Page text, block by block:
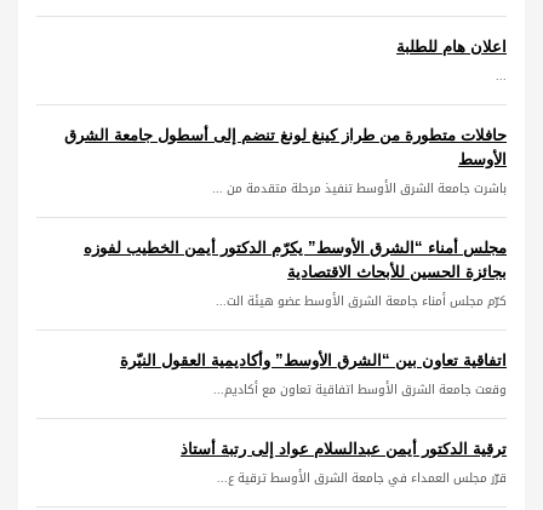
اعلان هام للطلبة
...
حافلات متطورة من طراز كينغ لونغ تنضم إلى أسطول جامعة الشرق
الأوسط
باشرت جامعة الشرق الأوسط تنفيذ مرحلة متقدمة من ...
مجلس أمناء “الشرق الأوسط” يكرّم الدكتور أيمن الخطيب لفوزه
بجائزة الحسين للأبحاث الاقتصادية
كرّم مجلس أمناء جامعة الشرق الأوسط عضو هيئة الت...
اتفاقية تعاون بين “الشرق الأوسط” وأكاديمية العقول النيّرة
وقعت جامعة الشرق الأوسط اتفاقية تعاون مع أكاديم...
ترقية الدكتور أيمن عبدالسلام عواد إلى رتبة أستاذ
قرّر مجلس العمداء في جامعة الشرق الأوسط ترقية ع...